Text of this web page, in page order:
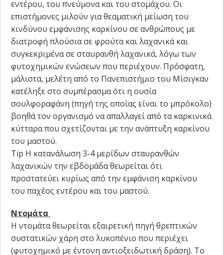
εντέρου, του πνεύμονα και του στομάχου. Οι
επιστήμονες μιλούν για θεαματική μείωση του
κινδύνου εμφάνισης καρκίνου σε ανθρώπους με
διατροφή πλούσια σε φρούτα και λαχανικά και
συγκεκριμένα σε σταυρανθή λαχανικά, λόγω των
φυτοχημικών ενώσεων που περιέχουν. Πρόσφατη,
μάλιστα, μελέτη από το Πανεπιστήμιο του Μίσιγκαν
κατέληξε στο συμπέρασμα ότι η ουσία
σουλφοραφάνη (πηγή της οποίας είναι το μπρόκολο)
βοηθά τον οργανισμό να απαλλαγεί από τα καρκινικά
κύτταρα που σχετίζονται με την ανάπτυξη καρκίνου
του μαστού.
Tip Η κατανάλωση 3-4 μερίδων σταυρανθών
λαχανικών την εβδομάδα θεωρείται ότι
προστατεύει κυρίως από την εμφάνιση καρκίνου
του παχέος εντέρου και του μαστού.
Ντομάτα
Η ντομάτα θεωρείται εξαιρετική πηγή θρεπτικών
συστατικών χάρη στο λυκοπένιο που περιέχει
(φυτοχημικό με έντονη αντιοξειδωτική δράση). Το